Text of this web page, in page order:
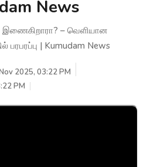
News
– வெளியான
| Kumudam News
2025, 03:22 PM
PM